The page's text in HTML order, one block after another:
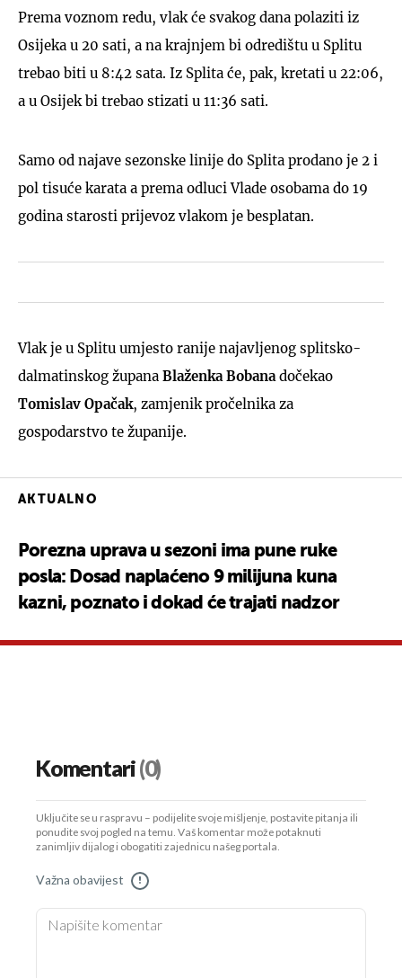
Prema voznom redu, vlak će svakog dana polaziti iz
Osijeka u 20 sati, a na krajnjem bi odredištu u Splitu
trebao biti u 8:42 sata. Iz Splita će, pak, kretati u 22:06,
a u Osijek bi trebao stizati u 11:36 sati.
Samo od najave sezonske linije do Splita prodano je 2 i
pol tisuće karata a prema odluci Vlade osobama do 19
godina starosti prijevoz vlakom je besplatan.
Vlak je u Splitu umjesto ranije najavljenog splitsko-
dalmatinskog župana Blaženka Bobana dočekao
Tomislav Opačak, zamjenik pročelnika za
gospodarstvo te županije.
AKTUALNO
Porezna uprava u sezoni ima pune ruke
posla: Dosad naplaćeno 9 milijuna kuna
kazni, poznato i dokad će trajati nadzor
Komentari(0)
Uključite se u raspravu – podijelite svoje mišljenje, postavite pitanja ili
ponudite svoj pogled na temu. Vaš komentar može potaknuti
zanimljiv dijalog i obogatiti zajednicu našeg portala.
Važna obavijest !